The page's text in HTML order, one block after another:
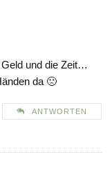
und die Zeit…
da 🙁
ANTWORTEN